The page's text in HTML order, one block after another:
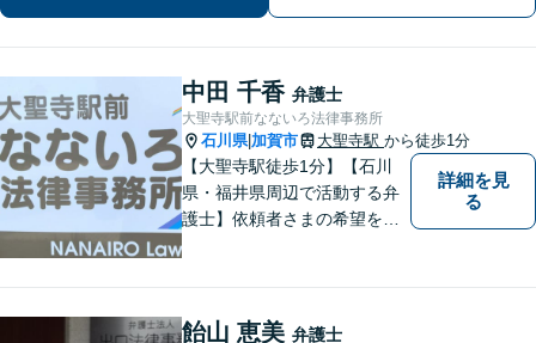
中田 千香 弁護士
大聖寺駅前なないろ法律事務所
石川県|加賀市 大聖寺駅 から徒歩1分
【大聖寺駅徒歩1分】【石川
県・福井県周辺で活動する弁
護士】依頼者さまの希望を尊
軽にご相談ください。土日祝
詳細を見
る
飴山 恵美 弁護士